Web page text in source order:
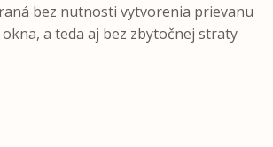
bez nutnosti vytvorenia prievanu
a teda aj bez zbytočnej straty